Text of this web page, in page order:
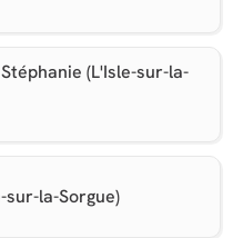
(L'Isle-sur-la-
la-Sorgue)